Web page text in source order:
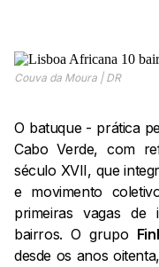
Couva da Moura | DR
O batuque - prática
Cabo Verde, com
século XVII, que
e movimento
primeiras vagas de
bairros. O grupo
desde os anos